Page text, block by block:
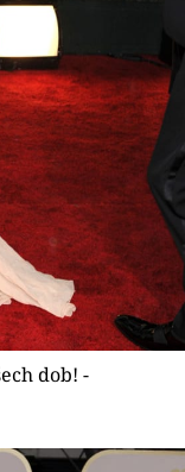
dob! -